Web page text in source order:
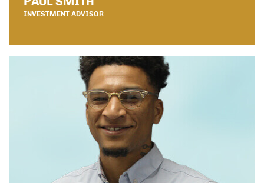
INVESTMENT ADVISOR